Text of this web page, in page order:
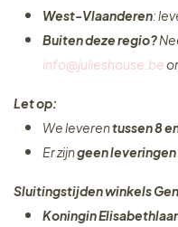
West-Vlaanderen:
Buiten deze regio?
info@julieshouse.be
Let op:
We leverentussen 8
Er zijngeen leveringen
Sluitingstijden winkels
Koningin